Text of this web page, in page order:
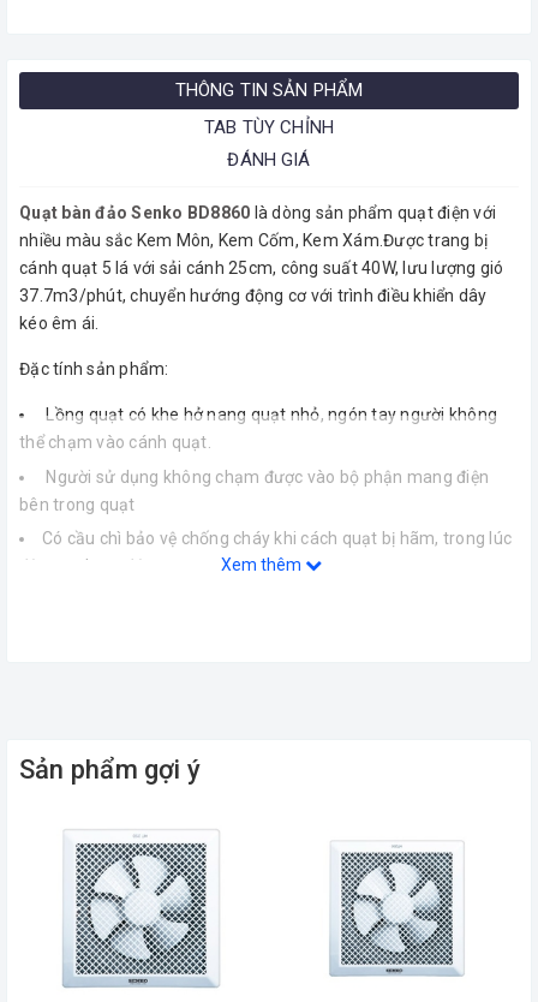
THÔNG TIN SẢN PHẨM
TAB TÙY CHỈNH
ĐÁNH GIÁ
Quạt bàn đảo Senko BD8860 là dòng sản phẩm quạt điện với
nhiều màu sắc Kem Môn, Kem Cốm, Kem Xám.Được trang bị
cánh quạt 5 lá với sải cánh 25cm, công suất 40W, lưu lượng gió
37.7m3/phút, chuyển hướng động cơ với trình điều khiển dây
kéo êm ái.
Đặc tính sản phẩm:
Lồng quạt có khe hở nang quạt nhỏ, ngón tay người không
thể chạm vào cánh quạt.
Người sử dụng không chạm được vào bộ phận mang điện
bên trong quạt
Có cầu chì bảo vệ chống cháy khi cách quạt bị hãm, trong lúc
động cơ hoạt động.
Thuật Điện Quốc Tế IEC60227-53
Quạt điện Senkolà một trong những thương hiệu quạt điện
Nam. Được thành lập từ năm 1998, với chiến lược phát triển kinh
doanh bền vững, quạt điện Senko không ngừng cải tiến mẫu mã,
nâng cao chất lượng sản phẩm, đáp ứng mọi nhu cầu của Quý
khách và là sự lựa chọn hoàn hảo của mọi nhà về quạt bàn, quạt
treo, quạt lỡ, quạt đứng, quạt trần đảo, quạt bàn đảo, quạt hút,
quạt điều khiển từ xa. Chất lượng cao, mẫu mã đẹp, tiết kiệm
Xem thêm
Sản phẩm gợi ý